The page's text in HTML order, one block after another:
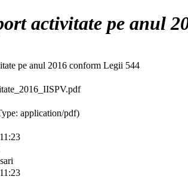
activitate pe anul
pe anul 2016 conform Legii 544
application/pdf)